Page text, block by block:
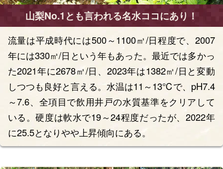
山梨No.1とも言われる名水ココにあり！
流量は平成時代には500～1100㎥/日程度で、2007
年には330㎥/日という年もあった。最近では多かっ
た2021年に2678㎥/日、2023年は1382㎥/日と変動
しつつも良好と言える。水温は11～13℃で、pH7.4
～7.6、全項目で飲用井戸の水質基準をクリアして
いる。硬度は軟水で19～24程度だったが、2022年
に25.5となりやや上昇傾向にある。